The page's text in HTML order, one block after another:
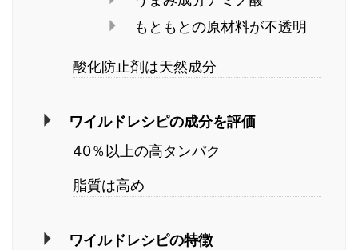
もともとの原材料が不透明
酸化防止剤は天然成分
ワイルドレシピの成分を評価
40％以上の高タンパク
脂質は高め
ワイルドレシピの特徴